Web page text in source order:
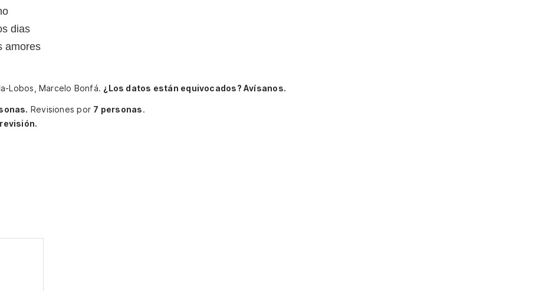
dias
amores
Lobos, Marcelo Bonfá. ¿Los datos están equivocados? Avísanos.
Revisiones por 7 personas.